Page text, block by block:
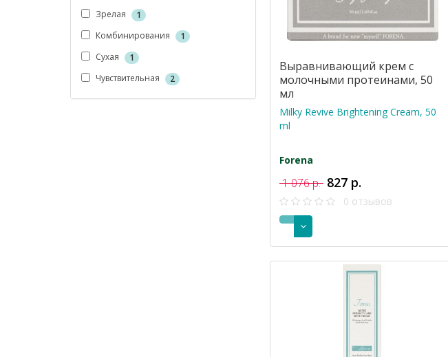
Зрелая
1
Комбинирования
1
Сухая
1
Чувствительная
2
Выравнивающий крем с
молочными протеинами, 50
мл
Milky Revive Brightening Cream, 50
ml
Forena
1 076 р. 827 р.
0 отзывов